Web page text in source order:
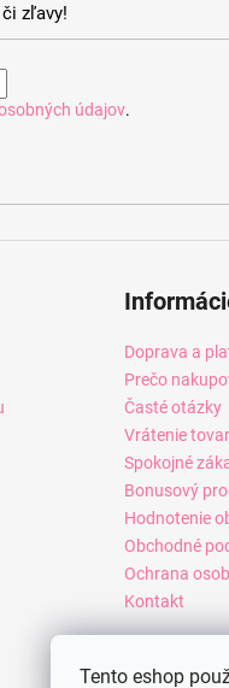
Tento eshop
zľavy!
údajov.
Doprava a
Prečo
Časté otázky
Vrátenie
Spokojné
Bonusový
Hodnotenie
Obchodné
Ochrana
Kontakt